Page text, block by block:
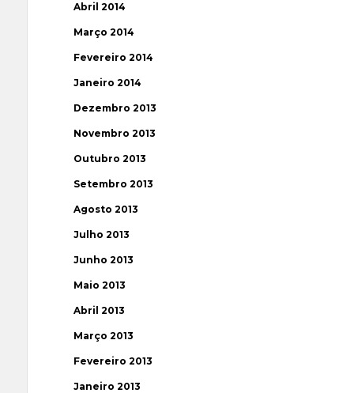
Abril 2014
Março 2014
Fevereiro 2014
Janeiro 2014
Dezembro 2013
Novembro 2013
Outubro 2013
Setembro 2013
Agosto 2013
Julho 2013
Junho 2013
Maio 2013
Abril 2013
Março 2013
Fevereiro 2013
Janeiro 2013